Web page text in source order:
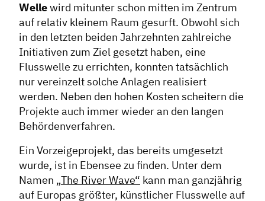
Wellewird mitunter schon mitten im Zentrum
auf relativ kleinem Raum gesurft. Obwohl sich
in den letzten beiden Jahrzehnten zahlreiche
Initiativen zum Ziel gesetzt haben, eine
Flusswelle zu errichten, konnten tatsächlich
nur vereinzelt solche Anlagen realisiert
werden. Neben den hohen Kosten scheitern die
Projekte auch immer wieder an den langen
Behördenverfahren.
Ein Vorzeigeprojekt, das bereits umgesetzt
wurde, ist in Ebensee zu finden. Unter dem
Namen „The River Wave“ kann man ganzjährig
auf Europas größter, künstlicher Flusswelle auf